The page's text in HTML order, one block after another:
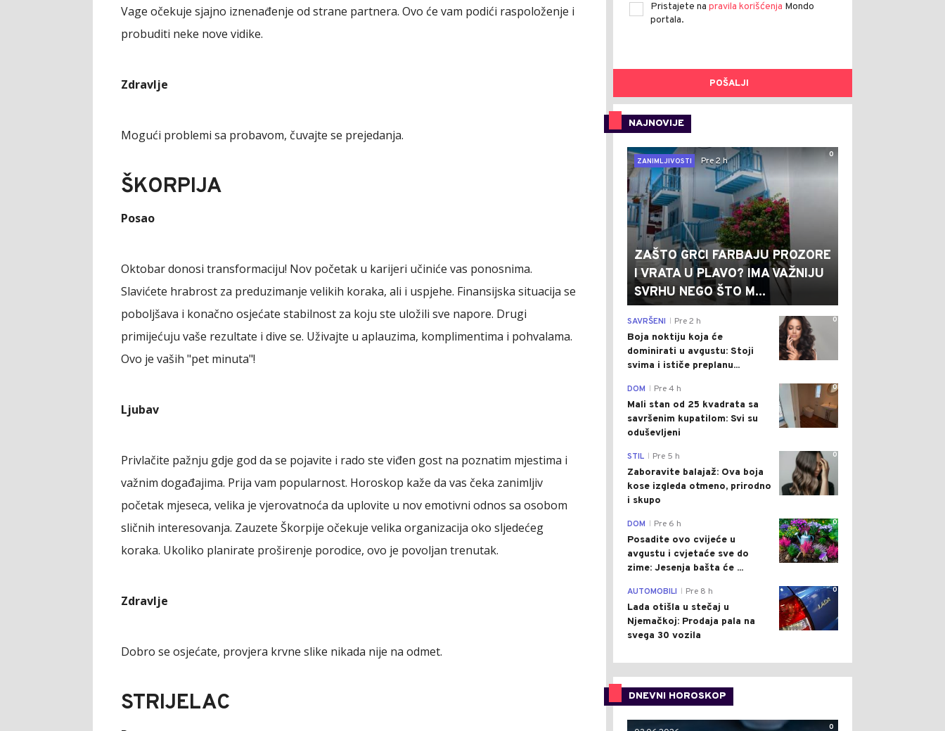
Vage očekuje sjajno iznenađenje od strane partnera. Ovo će vam podići raspoloženje i
probuditi neke nove vidike.
Zdravlje
Mogući problemi sa probavom, čuvajte se prejedanja.
ŠKORPIJA
Posao
Oktobar donosi transformaciju! Nov početak u karijeri učiniće vas ponosnima.
Slavićete hrabrost za preduzimanje velikih koraka, ali i uspjehe. Finansijska situacija se
poboljšava i konačno osjećate stabilnost za koju ste uložili sve napore. Drugi
primijećuju vaše rezultate i dive se. Uživajte u aplauzima, komplimentima i pohvalama.
Ovo je vaših "pet minuta"!
Ljubav
Privlačite pažnju gdje god da se pojavite i rado ste viđen gost na poznatim mjestima i
važnim događajima. Prija vam popularnost. Horoskop kaže da vas čeka zanimljiv
početak mjeseca, velika je vjerovatnoća da uplovite u nov emotivni odnos sa osobom
sličnih interesovanja. Zauzete Škorpije očekuje velika organizacija oko sljedećeg
koraka. Ukoliko planirate proširenje porodice, ovo je povoljan trenutak.
Zdravlje
Dobro se osjećate, provjera krvne slike nikada nije na odmet.
STRIJELAC
Pristajete na pravila korišćenja Mondo
portala.
POŠALJI
NAJNOVIJE
0
ZANIMLJIVOSTI
Pre 2 h
ZAŠTO GRCI FARBAJU PROZORE
I VRATA U PLAVO? IMA VAŽNIJU
SVRHU NEGO ŠTO M...
0
SAVRŠENI Pre 2 h
Boja noktiju koja će
dominirati u avgustu: Stoji
svima i ističe preplanu...
0
DOM Pre 4 h
Mali stan od 25 kvadrata sa
savršenim kupatilom: Svi su
oduševljeni
0
STIL Pre 5 h
Zaboravite balajaž: Ova boja
kose izgleda otmeno, prirodno
i skupo
0
DOM Pre 6 h
Posadite ovo cvijeće u
avgustu i cvjetaće sve do
zime: Jesenja bašta će ...
0
AUTOMOBILI Pre 8 h
Lada otišla u stečaj u
Njemačkoj: Prodaja pala na
svega 30 vozila
DNEVNI HOROSKOP
0